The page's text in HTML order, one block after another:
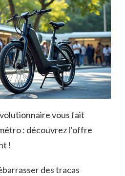
vous fait
: découvrez l’offre
!
des tracas